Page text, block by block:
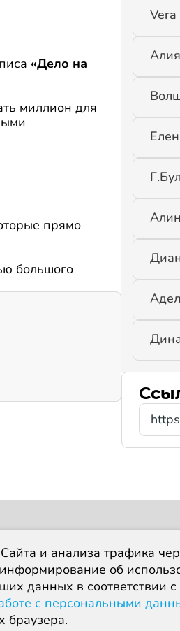
«Дело на
миллион для
прямо
большого
Vera
и анализа трафика
об
данных в соответствии с
с персональными
браузера.